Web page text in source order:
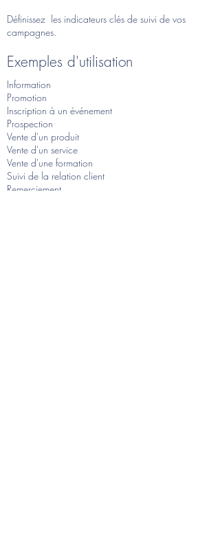
Définissez les indicateurs clés de suivi de vos
campagnes.
Exemples d'utilisation
Information
Promotion
Inscription à un événement
Prospection
Vente d'un produit
Vente d'un service
Vente d'une formation
Suivi de la relation client
Remerciement